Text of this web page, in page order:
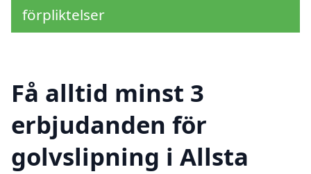
förpliktelser
Få alltid minst 3
erbjudanden för
golvslipning i Allsta